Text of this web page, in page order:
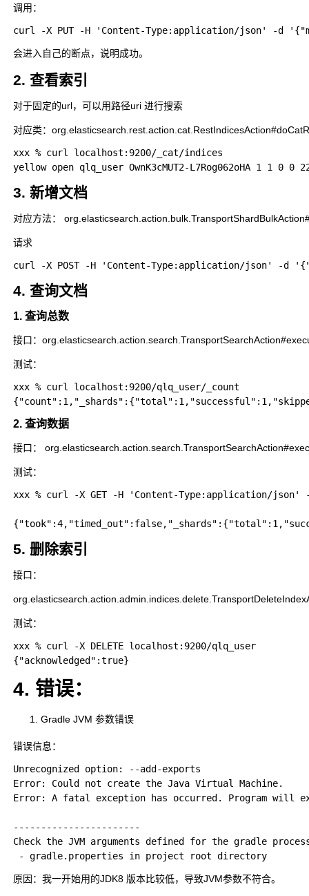
调用：
会进入自己的断点，说明成功。
2. 查看索引
对于固定的url，可以用路径uri 进行搜索
对应类：
xxx % curl localhost:9200/_cat/indices
3. 新增文档
对应方法：
请求
4. 查询文档
1. 查询总数
接口：
测试：
xxx % curl localhost:9200/qlq_user/_count
2. 查询数据
接口：
测试：
xxx % curl -X GET -H 'Content-Type:application/
5. 删除索引
接口：
测试：
xxx % curl -X DELETE localhost:9200/qlq_user
4. 错误：
Gradle JVM 参数错误
错误信息：
Unrecognized option: --add-exports
Error: Could not create the Java Virtual Machine.
Error: A fatal exception has occurred. Program will
-----------------------
Check the JVM arguments defined for the gradle
原因：我一开始用的JDK8 版本比较低，导致JVM参数不符合。